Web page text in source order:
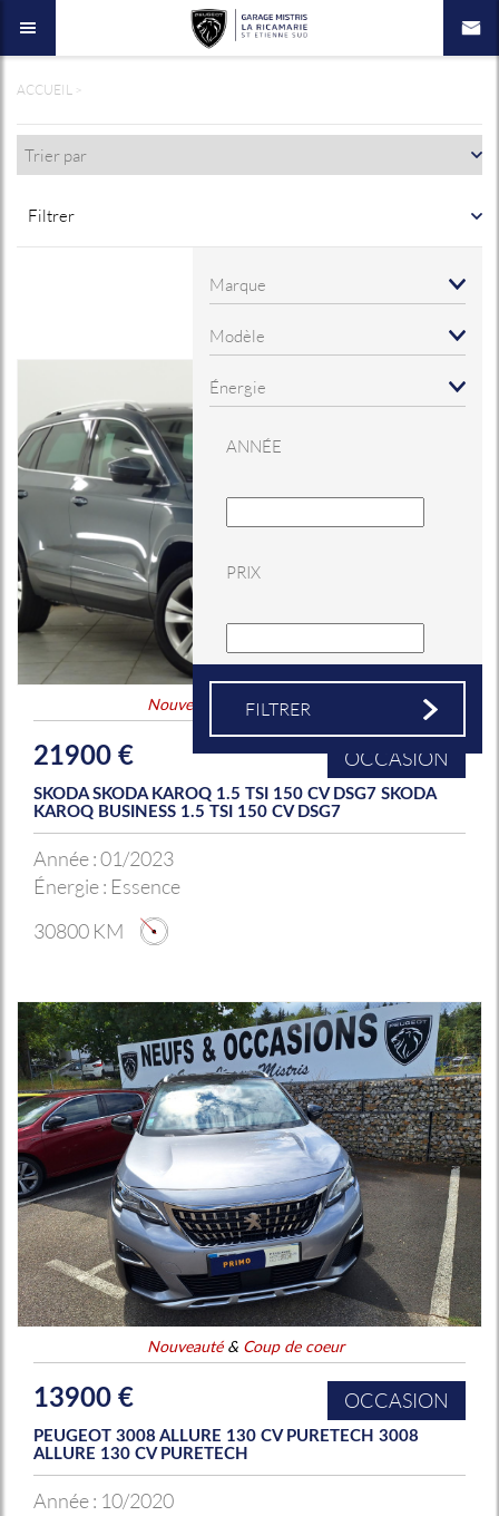
ACCUEIL
Filtrer
ANNÉE
PRIX
Nouveauté Coup de coeur
21900 € OCCASION
SKODA SKODA KAROQ 1.5 TSI 150 CV DSG7 SKODA
KAROQ BUSINESS 1.5 TSI 150 CV DSG7
Année :01/2023
Énergie : Essence
30800 KM
Nouveauté& Coup de coeur
13900 € OCCASION
PEUGEOT 3008 ALLURE 130 CV PURETECH 3008
ALLURE 130 CV PURETECH
Année : 10/2020